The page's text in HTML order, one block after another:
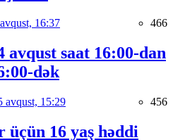
16:37 466
avqust saat 16:00-dan
dək
avqust, 15:29 456
üçün 16 yaş həddi